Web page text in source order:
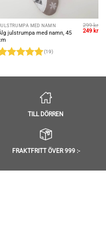
MED NAMN
julstrumpa med namn, 45
(19)
299kr
Det
249 kr
TILL DÖRREN
FRAKTFRITT ÖVER 999 :-